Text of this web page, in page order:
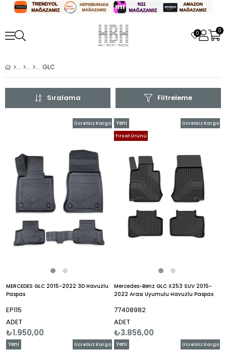
0 0
GLC
Filtreleme
Sıralama
MERCEDES GLC 2015-2022 3D Havuzlu
Paspas
EP115
ADET
₺1.950,00
Ücretsiz Kargo
Mercedes-Benz GLC X253 SUV 2015-
2022 Arası Uyumulu Havuzlu Paspas
77408982
ADET
₺3.856,00
Ücretsiz Kargo
Yeni
Ürün
Fırsat Ürünü
Ücretsiz Kargo
Yeni
Ücretsiz Kargo
Yeni